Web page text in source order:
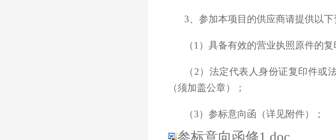
3、参加本项目的供应商请提供以下
（1）具备有效的营业执照原件的
（2）法定代表人身份证复印件
（须加盖公章）；
（3）参标意向函（详见附件）；
参标意向函修1.doc